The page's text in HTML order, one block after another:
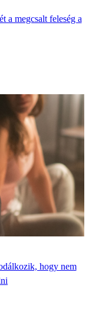
a megcsalt feleség a
hogy nem